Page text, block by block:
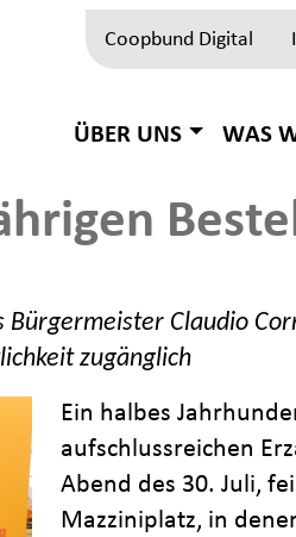
Top Block
Coopbund Digital
ÜBER UNS WAS
Claudio
zugänglich
Ein halbes
aufschlussreichen
Abend des 30. Juli,
Mazziniplatz, in